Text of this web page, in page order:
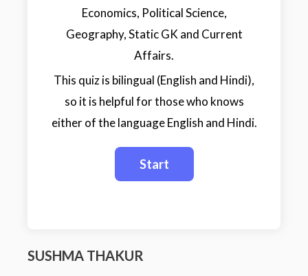
Economics, Political Science,
Geography, Static GK and Current
Affairs.
This quiz is bilingual (English and Hindi),
so it is helpful for those who knows
either of the language English and Hindi.
SUSHMA THAKUR